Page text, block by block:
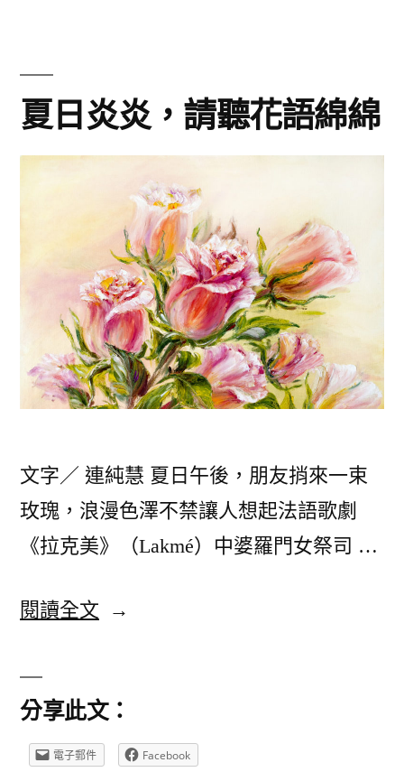
夏日炎炎，請聽花語綿綿
文字／ 連純慧 夏日午後，朋友捎來一束
玫瑰，浪漫色澤不禁讓人想起法語歌劇
《拉克美》（Lakmé）中婆羅門女祭司 …
閱讀全文 〈夏
炎，
請
分享此文：
電子郵件 Facebook